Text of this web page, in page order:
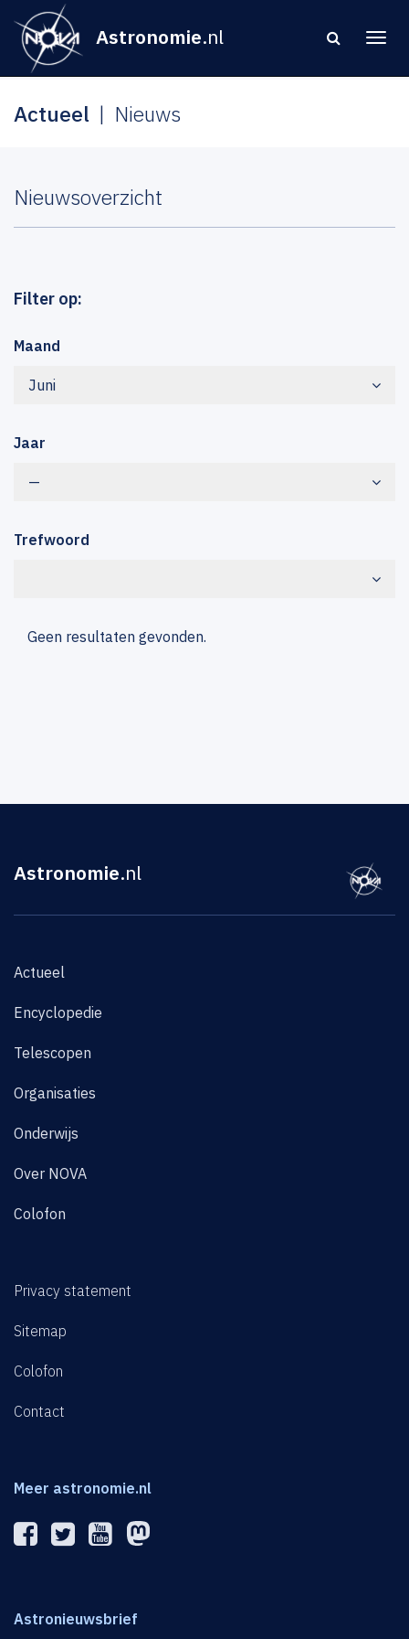
Astronomie.nl
Actueel Nieuws
Nieuwsoverzicht
Filter op:
Maand
Juni
Jaar
—
Trefwoord
Geen resultaten gevonden.
Astronomie.nl
Actueel
Encyclopedie
Telescopen
Organisaties
Onderwijs
Over NOVA
Colofon
Privacy statement
Sitemap
Colofon
Contact
Meer astronomie.nl
Astronieuwsbrief